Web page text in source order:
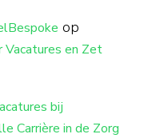
op
Vacatures en Zet
bij
Carrière in de Zorg